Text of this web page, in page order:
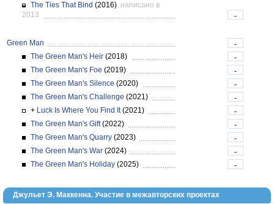
The Ties That Bind (2016), написано в
2013
-
Green Man
-
The Green Man's Heir (2018)
-
The Green Man's Foe (2019)
-
The Green Man's Silence (2020)
-
The Green Man's Challenge (2021)
-
+ Luck Is Where You Find It(2021)
-
The Green Man's Gift(2022)
-
The Green Man's Quarry (2023)
-
The Green Man's War (2024)
-
The Green Man's Holiday (2025) -
Джульет Э. Маккенна. Участие в межавторских проектах